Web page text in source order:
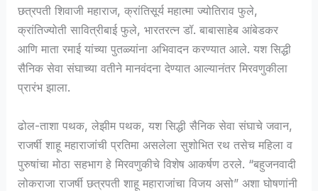
छत्रपती शिवाजी महाराज, क्रांतिसूर्य महात्मा ज्योतिराव फुले,
क्रांतिज्योती सावित्रीबाई फुले, भारतरत्न डॉ. बाबासाहेब आंबेडकर
आणि माता रमाई यांच्या पुतळ्यांना अभिवादन करण्यात आले. यश सिद्धी
सैनिक सेवा संघाच्या वतीने मानवंदना देण्यात आल्यानंतर मिरवणुकीला
प्रारंभ झाला.
ढोल-ताशा पथक, लेझीम पथक, यश सिद्धी सैनिक सेवा संघाचे जवान,
राजर्षी शाहू महाराजांची प्रतिमा असलेला सुशोभित रथ तसेच महिला व
पुरुषांचा मोठा सहभाग हे मिरवणुकीचे विशेष आकर्षण ठरले. “बहुजनवादी
लोकराजा राजर्षी छत्रपती शाहू महाराजांचा विजय असो” अशा घोषणांनी